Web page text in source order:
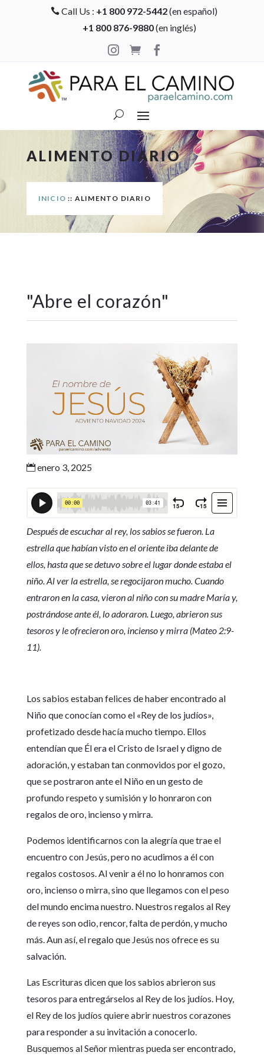
 Call Us : +1 800 972-5442(en español)
+1 800 876-9880(en inglés)

 
ALIMENTO DIARIO
INICIO :: ALIMENTO DIARIO
"Abre el corazón"
enero 3, 2025
Después de escuchar al rey, los sabios se fueron. La
estrella que habían visto en el oriente iba delante de
ellos, hasta que se detuvo sobre el lugar donde estaba el
niño. Al ver la estrella, se regocijaron mucho. Cuando
entraron en la casa, vieron al niño con su madre María y,
postrándose ante él, lo adoraron. Luego, abrieron sus
tesoros y le ofrecieron oro, incienso y mirra (Mateo 2:9-
11).
Los sabios estaban felices de haber encontrado al
Niño que conocían como el «Rey de los judíos»,
profetizado desde hacía mucho tiempo. Ellos
entendían que Él era el Cristo de Israel y digno de
adoración, y estaban tan conmovidos por el gozo,
que se postraron ante el Niño en un gesto de
profundo respeto y sumisión y lo honraron con
regalos de oro, incienso y mirra.
Podemos identificarnos con la alegría que trae el
encuentro con Jesús, pero no acudimos a él con
regalos costosos. Al venir a él no lo honramos con
oro, incienso o mirra, sino que llegamos con el peso
del mundo encima nuestro. Nuestros regalos al Rey
de reyes son odio, rencor, falta de perdón, y mucho
más. Aun así, el regalo que Jesús nos ofrece es su
salvación.
Las Escrituras dicen que los sabios abrieron sus
tesoros para entregárselos al Rey de los judíos. Hoy,
el Rey de los judíos quiere abrir nuestros corazones
para responder a su invitación a conocerlo.
Busquemos al Señor mientras pueda ser encontrado,